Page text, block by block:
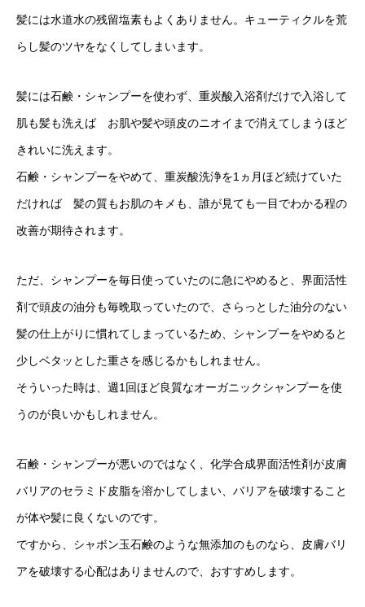
髪には水道水の残留塩素もよくありません。キューティクルを荒
らし髪のツヤをなくしてしまいます。
髪には石鹸・シャンプーを使わず、重炭酸入浴剤だけで入浴して
肌も髪も洗えば お肌や髪や頭皮のニオイまで消えてしまうほど
きれいに洗えます。
石鹸・シャンプーをやめて、重炭酸洗浄を1ヵ月ほど続けていた
だければ 髪の質もお肌のキメも、誰が見ても一目でわかる程の
改善が期待されます。
ただ、シャンプーを毎日使っていたのに急にやめると、界面活性
剤で頭皮の油分も毎晩取っていたので、さらっとした油分のない
髪の仕上がりに慣れてしまっているため、シャンプーをやめると
少しベタッとした重さを感じるかもしれません。
そういった時は、週1回ほど良質なオーガニックシャンプーを使
うのが良いかもしれません。
石鹸・シャンプーが悪いのではなく、化学合成界面活性剤が皮膚
バリアのセラミド皮脂を溶かしてしまい、バリアを破壊すること
が体や髪に良くないのです。
ですから、シャボン玉石鹸のような無添加のものなら、皮膚バリ
アを破壊する心配はありませんので、おすすめします。